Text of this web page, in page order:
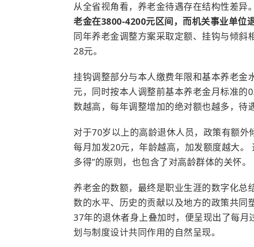
从全省视角看，养老金待遇存在结构性差异。
老金在3800-4200元区间，而机关事业单位
同年养老金调整方案采取定额、挂钩与倾
28元。
挂钩调整部分与本人缴费年限和基本养老金
元，同时按本人调整前基本养老金月标准的
数越高，每年调整增加的绝对额也越多，待
对于70岁以上的高龄退休人员，政策有额
每月加发20元，年龄越高，加发额度越大。
多得”的原则，也包含了对高龄群体的关怀。
养老金的数额，最终是职业生涯的数字化总
数的水平、历史的贡献以及地方的政策共同
37年的退休者身上叠加时，便呈现出了每
划与制度设计共同作用的自然呈现。